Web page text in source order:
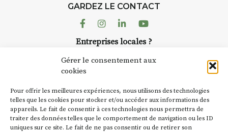
Gérer le consentement aux
cookies
Pour offrir les meilleures expériences, nous utilisons des technologies
telles que les cookies pour stocker et/ou accéder aux informations des
appareils. Le fait de consentir à ces technologies nous permettra de
traiter des données telles que le comportement de navigation ou les ID
uniques sur ce site. Le fait de ne pas consentir ou de retirer son
GARDEZ LE CONTACT
FacebookInstagram
LinkedinYoutube
Entreprises locales ?
Suivez toute l'actu de Strada